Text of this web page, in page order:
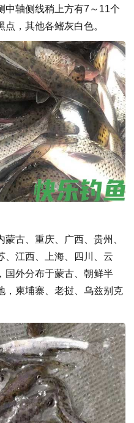
中轴侧线稍上方有7～11个
，其他各鳍灰白色。
古、重庆、广西、贵州、
、江西、上海、四川、云
国外分布于蒙古、朝鲜半
，柬埔寨、老挝、乌兹别克